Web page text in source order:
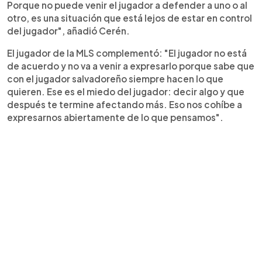
Porque no puede venir el jugador a defender a uno o al
otro, es una situación que está lejos de estar en control
del jugador", añadió Cerén.
El jugador de la MLS complementó: "El jugador no está
de acuerdo y no va a venir a expresarlo porque sabe que
con el jugador salvadoreño siempre hacen lo que
quieren. Ese es el miedo del jugador: decir algo y que
después te termine afectando más. Eso nos cohíbe a
expresarnos abiertamente de lo que pensamos".